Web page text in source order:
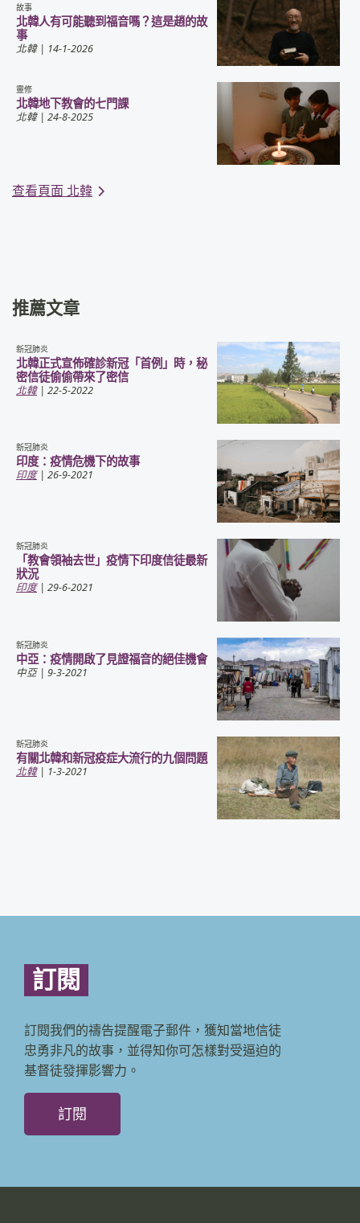
故事
北韓人有可能聽到福音嗎？這是趙的故
事
北韓| 14-1-2026
靈修
北韓地下教會的七門課
北韓| 24-8-2025
查看頁面 北韓
推薦文章
新冠肺炎
北韓正式宣佈確診新冠「首例」時，秘
密信徒偷偷帶來了密信
北韓| 22-5-2022
新冠肺炎
印度：疫情危機下的故事
印度| 26-9-2021
新冠肺炎
「教會領袖去世」疫情下印度信徒最新
狀況
印度| 29-6-2021
新冠肺炎
中亞：疫情開啟了見證福音的絕佳機會
中亞| 9-3-2021
新冠肺炎
有關北韓和新冠疫症大流行的九個問題
北韓| 1-3-2021
訂閱
訂閱我們的禱告提醒電子郵件，獲知當地信徒
忠勇非凡的故事，並得知你可怎樣對受逼迫的
基督徒發揮影響力。
訂閱